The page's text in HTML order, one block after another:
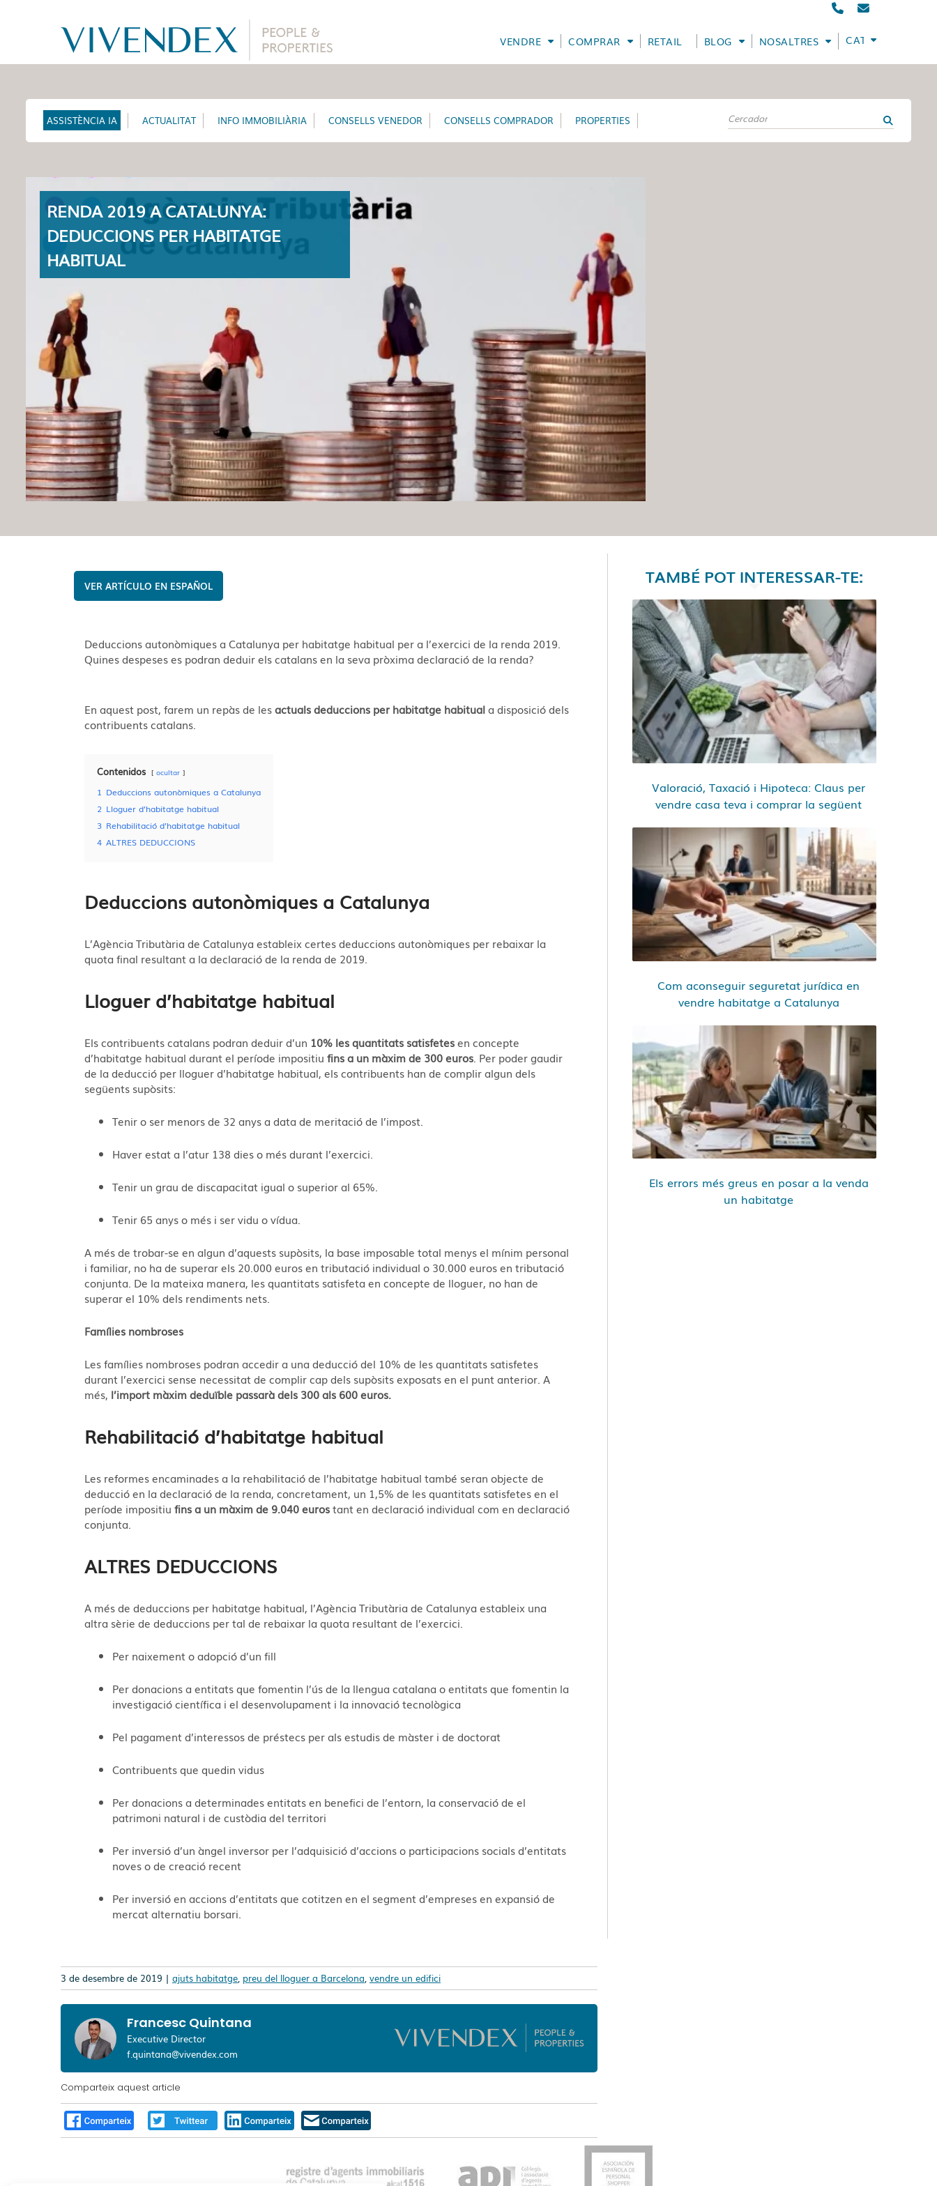
VENDRE COMPRAR RETAIL BLOG NOSALTRES CATALÀ
ASSISTÈNCIA IA ACTUALITAT INFO IMMOBILIÀRIA CONSELLS VENEDOR CONSELLS COMPRADOR PROPERTIES
RENDA 2019 A CATALUNYA:
DEDUCCIONS PER HABITATGE
HABITUAL
ESPAÑOL
Deduccions autonòmiques a Catalunya per habitatge habitual per a l’exercici de la renda 2019.
Quines despeses es podran deduir els catalans en la seva pròxima declaració de la renda?
En aquest post, farem un repàs de lesactuals deduccions per habitatge habituala disposició dels
contribuents catalans.
Contenidos ocultar
1 Deduccions autonòmiques a Catalunya
2 Lloguer d’habitatge habitual
3 Rehabilitació d’habitatge habitual
4 ALTRES DEDUCCIONS
Deduccions autonòmiques a Catalunya
L’Agència Tributària de Catalunya estableix certes deduccions autonòmiques per rebaixar la
quota final resultant a la declaració de la renda de 2019.
Lloguer d’habitatge habitual
Els contribuents catalans podran deduir d’un 10% les quantitats satisfetesen concepte
d’habitatge habitual durant el període impositiufins a un màxim de 300 euros . Per poder gaudir
de la deducció per lloguer d’habitatge habitual, els contribuents han de complir algun dels
següents supòsits:
Tenir o ser menors de 32 anys a data de meritació de l’impost.
Haver estat a l’atur 138 dies o més durant l’exercici.
Tenir un grau de discapacitat igual o superior al 65%.
Tenir 65 anys o més i ser vidu o vídua.
A més de trobar-se en algun d’aquests supòsits, la base imposable total menys el mínim personal
i familiar, no ha de superar els 20.000 euros en tributació individual o 30.000 euros en tributació
conjunta. De la mateixa manera, les quantitats satisfeta en concepte de lloguer, no han de
superar el 10% dels rendiments nets.
Famílies nombroses
Les famílies nombroses podran accedir a una deducció del 10% de les quantitats satisfetes
durant l’exercici sense necessitat de complir cap dels supòsits exposats en el punt anterior. A
més, l’import màxim deduïble passarà dels 300 als 600 euros.
Rehabilitació d’habitatge habitual
Les reformes encaminades a la rehabilitació de l’habitatge habitual també seran objecte de
deducció en la declaració de la renda, concretament, un 1,5% de les quantitats satisfetes en el
període impositiufins a un màxim de 9.040 eurostant en declaració individual com en declaració
conjunta.
ALTRES DEDUCCIONS
A més de deduccions per habitatge habitual, l’Agència Tributària de Catalunya estableix una
altra sèrie de deduccions per tal de rebaixar la quota resultant de l’exercici.
Per naixement o adopció d’un fill
Per donacions a entitats que fomentin l’ús de la llengua catalana o entitats que fomentin la
investigació científica i el desenvolupament i la innovació tecnològica
Pel pagament d’interessos de préstecs per als estudis de màster i de doctorat
Contribuents que quedin vidus
Per donacions a determinades entitats en benefici de l’entorn, la conservació de el
patrimoni natural i de custòdia del territori
Per inversió d’un àngel inversor per l’adquisició d’accions o participacions socials d’entitats
noves o de creació recent
Per inversió en accions d’entitats que cotitzen en el segment d’empreses en expansió de
mercat alternatiu borsari.
3 de desembre de 2019 | ajuts habitatge, preu del lloguer a Barcelona, vendre un edifici
Francesc Quintana
Executive Director
f.quintana@vivendex.com
Comparteix aquest article
TAMBÉ POT INTERESSAR-TE:
Valoració, Taxació i Hipoteca: Claus per
vendre casa teva i comprar la següent
Com aconseguir seguretat jurídica en
vendre habitatge a Catalunya
Els errors més greus en posar a la venda
un habitatge